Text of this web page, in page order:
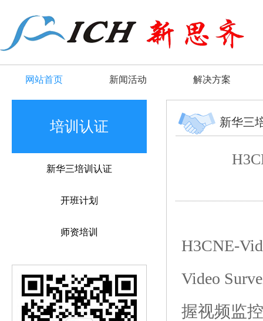
网站首页 新闻活动 解决方案
培训认证
新华三培训认证
开班计划
师资培训
新华三
H3CNE-
Video
握视频监